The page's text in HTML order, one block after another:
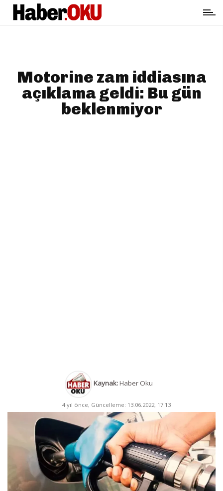
Motorine zam iddiasına
açıklama geldi: Bu gün
beklenmiyor
Kaynak:Haber Oku
4 yıl önce, Güncelleme: 13.06.2022, 17:13